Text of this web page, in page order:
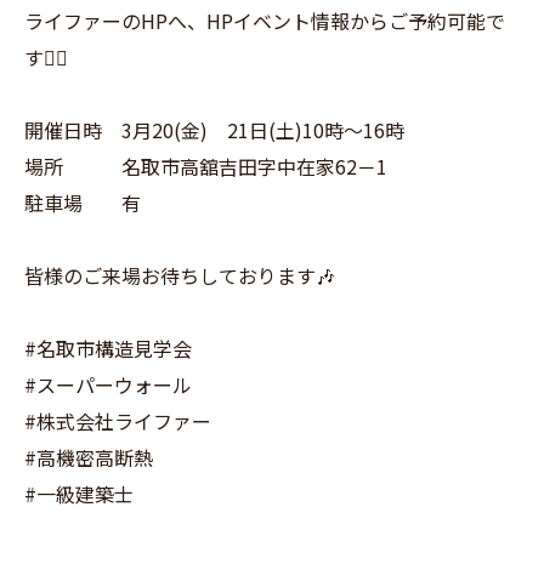
ライファーのHPへ、HPイベント情報からご予約可能で
す💁‍♀️
開催日時 3月20(金) 21日(土)10時～16時
場所 名取市高舘吉田字中在家62－1
駐車場 有
皆様のご来場お待ちしております🎶
#名取市構造見学会
#スーパーウォール
#株式会社ライファー
#高機密高断熱
#一級建築士